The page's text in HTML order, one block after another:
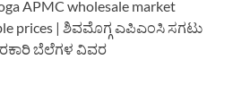
APMC wholesale market
prices | ಶಿವಮೊಗ್ಗ ಎಪಿಎಂಸಿ ಸಗಟು
ಬೆಲೆಗಳ ವಿವರ